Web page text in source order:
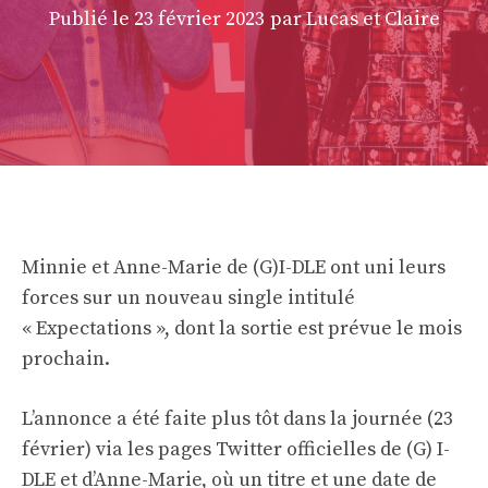
Publié le 23 février 2023 par Lucas et Claire
Minnie et Anne-Marie de (G)I-DLE ont uni leurs
forces sur un nouveau single intitulé
« Expectations », dont la sortie est prévue le mois
prochain.
L’annonce a été faite plus tôt dans la journée (23
février) via les pages Twitter officielles de (G) I-
DLE et d’Anne-Marie, où un titre et une date de